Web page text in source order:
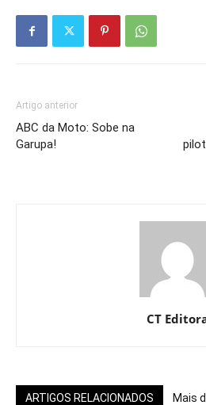
Artigo anterior
ABC da Moto: Sobe na
Garupa!
CT
ARTIGOS RELACIONADOS Mais